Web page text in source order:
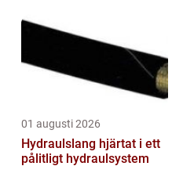
01 augusti 2026
Hydraulslang hjärtat i ett
pålitligt hydraulsystem